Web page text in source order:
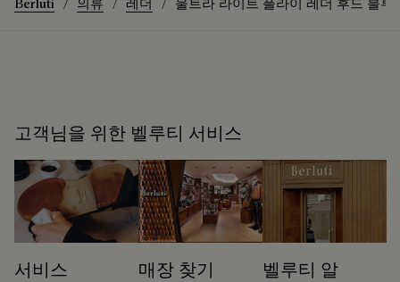
고객님을 위한 벨루티 서비스
서비스 매장 찾기
벨루티 알